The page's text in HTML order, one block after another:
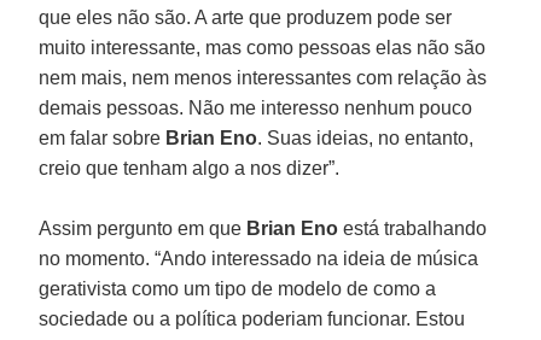
que eles não são. A arte que produzem pode ser
muito interessante, mas como pessoas elas não são
nem mais, nem menos interessantes com relação às
demais pessoas. Não me interesso nenhum pouco
em falar sobre Brian Eno. Suas ideias, no entanto,
creio que tenham algo a nos dizer”.
Assim pergunto em que Brian Eno está trabalhando
no momento. “Ando interessado na ideia de música
gerativista como um tipo de modelo de como a
sociedade ou a política poderiam funcionar. Estou